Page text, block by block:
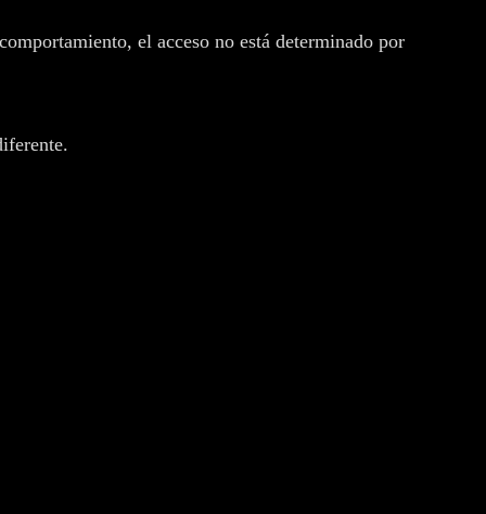
el acceso no está determinado por